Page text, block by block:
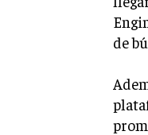
de